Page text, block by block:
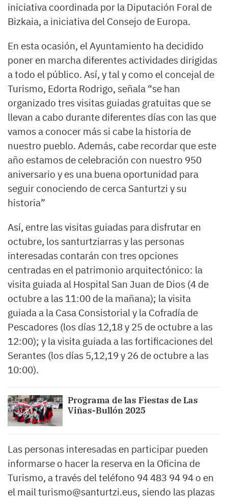
iniciativa coordinada por la Diputación Foral de
Bizkaia, a iniciativa del Consejo de Europa.
En esta ocasión, el Ayuntamiento ha decidido
poner en marcha diferentes actividades dirigidas
a todo el público. Así, y tal y como el concejal de
Turismo, Edorta Rodrigo, señala “se han
organizado tres visitas guiadas gratuitas que se
llevan a cabo durante diferentes días con las que
vamos a conocer más si cabe la historia de
nuestro pueblo. Además, cabe recordar que este
año estamos de celebración con nuestro 950
aniversario y es una buena oportunidad para
seguir conociendo de cerca Santurtzi y su
historia”
Así, entre las visitas guiadas para disfrutar en
octubre, los santurtziarras y las personas
interesadas contarán con tres opciones
centradas en el patrimonio arquitectónico: la
visita guiada al Hospital San Juan de Dios (4 de
octubre a las 11:00 de la mañana); la visita
guiada a la Casa Consistorial y la Cofradía de
Pescadores (los días 12,18 y 25 de octubre a las
12:00); y la visita guiada a las fortificaciones del
Serantes (los días 5,12,19 y 26 de octubre a las
10:00).
Programa de las Fiestas de Las
Viñas-Bullón 2025
Las personas interesadas en participar pueden
informarse o hacer la reserva en la Oficina de
Turismo, a través del teléfono 94 483 94 94 o en
el mail turismo@santurtzi.eus, siendo las plazas